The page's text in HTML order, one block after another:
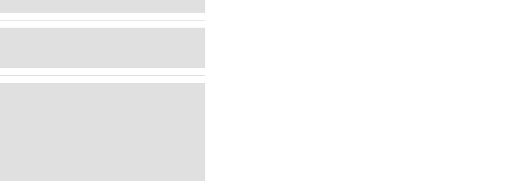
話でお問合せ下さい。v